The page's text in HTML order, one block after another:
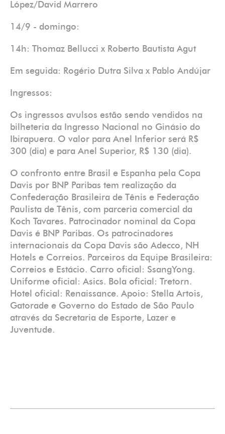
López/David Marrero
14/9 - domingo:
14h: Thomaz Bellucci x Roberto Bautista Agut
Em seguida: Rogério Dutra Silva x Pablo Andújar
Ingressos:
Os ingressos avulsos estão sendo vendidos na
bilheteria da Ingresso Nacional no Ginásio do
Ibirapuera. O valor para Anel Inferior será R$
300 (dia) e para Anel Superior, R$ 130 (dia).
O confronto entre Brasil e Espanha pela Copa
Davis por BNP Paribas tem realização da
Confederação Brasileira de Tênis e Federação
Paulista de Tênis, com parceria comercial da
Koch Tavares. Patrocinador nominal da Copa
Davis é BNP Paribas. Os patrocinadores
internacionais da Copa Davis são Adecco, NH
Hotels e Correios. Parceiros da Equipe Brasileira:
Correios e Estácio. Carro oficial: SsangYong.
Uniforme oficial: Asics. Bola oficial: Tretorn.
Hotel oficial: Renaissance. Apoio: Stella Artois,
Gatorade e Governo do Estado de São Paulo
através da Secretaria de Esporte, Lazer e
Juventude.